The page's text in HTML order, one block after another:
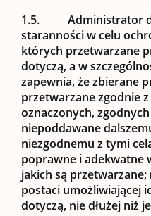
1.5. Administrator
staranności w celu
których przetwarzane
dotyczą, a w
zapewnia, że zbierane
przetwarzane zgodnie
oznaczonych,
niepoddawane
niezgodnemu z tymi
poprawne i adekwatne
jakich są
postaci umożliwiającej
dotyczą, nie dłużej niż